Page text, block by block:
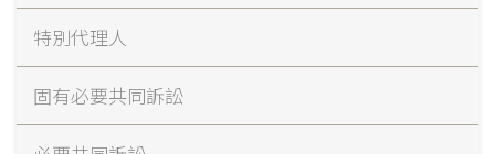
特別代理人
固有必要共同訴訟